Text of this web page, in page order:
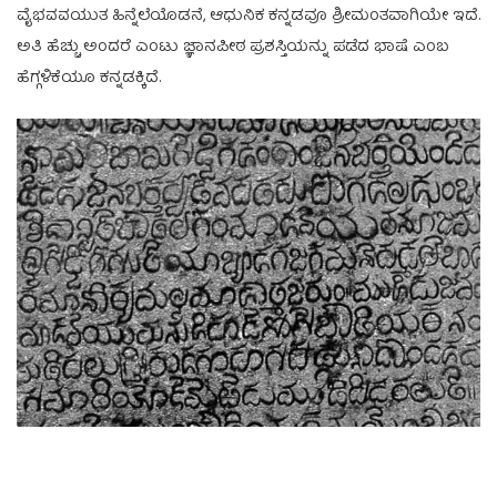
ವೈಭವವಯುತ ಹಿನ್ನೆಲೆಯೊಡನೆ, ಆಧುನಿಕ ಕನ್ನಡವೂ ಶ್ರೀಮಂತವಾಗಿಯೇ ಇದೆ.
ಅತಿ ಹೆಚ್ಚು ಅಂದರೆ ಎಂಟು ಜ್ಞಾನಪೀಠ ಪ್ರಶಸ್ತಿಯನ್ನು ಪಡೆದ ಭಾಷೆ ಎಂಬ
ಹೆಗ್ಗಳಿಕೆಯೂ ಕನ್ನಡಕ್ಕಿದೆ.